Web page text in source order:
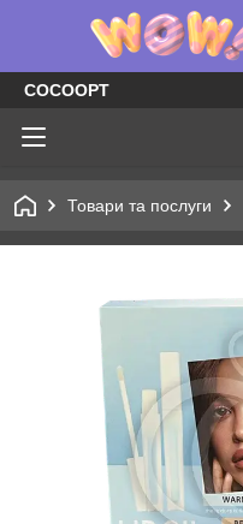
COCOOPT
Товари та послуги